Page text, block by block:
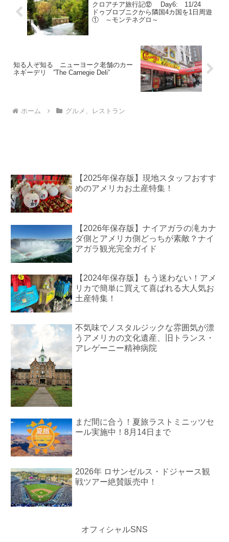
クロアチア旅行記⑫ Day6: 11/24
ドゥブロブニクから隣国4カ国を1日周遊
① ～モンテネグロ～
知る人ぞ知る ニューヨーク老舗のカー
ネギーデリ ”The Carnegie Deli”
ホーム グルメ、レストラン
【2025年保存版】現地スタッフおすす
めのアメリカお土産特集！
【2026年保存版】ナイアガラの滝カナ
ダ側とアメリカ側どっちが素敵？ナイ
アガラ観光完全ガイド
【2024年保存版】もう迷わない！アメ
リカで簡単に買えて喜ばれる大人気お
土産特集！
不気味でノスタルジックな雰囲気が漂
うアメリカの文化遺産、旧トランス・
アレゲーニー精神病院
まだ間に合う！夏旅ラストミニッツセ
ール実施中！8月14日まで
2026年 ロサンゼルス・ドジャース観
戦ツアー絶賛販売中！
オフィシャルSNS